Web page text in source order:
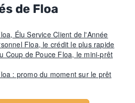
de Floa
Élu Service Client de l'Année
Floa, le crédit le plus rapide
Coup de Pouce Floa, le mini-prêt
: promo du moment sur le prêt